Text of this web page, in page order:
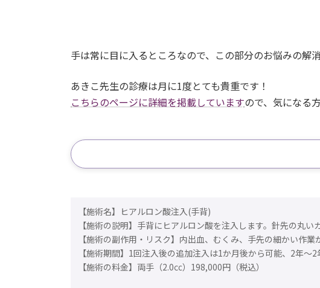
手は常に目に入るところなので、この部分のお悩みの解
あきこ先生の診療は月に1度とても貴重です！
こちらのページに詳細を掲載していますので、気になる
【施術名】ヒアルロン酸注入(手背)
【施術の説明】手背にヒアルロン酸を注入します。針先の丸い
【施術の副作用・リスク】内出血、むくみ、手先の細かい作業
【施術期間】1回注入後の追加注入は1か月後から可能、2年～
【施術の料金】両手（2.0㏄）198,000円（税込）